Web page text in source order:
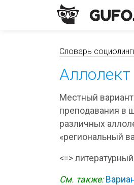
Словарь
Аллолект
Местный
преподавания в
различных
«региональный
<=>
См. также: